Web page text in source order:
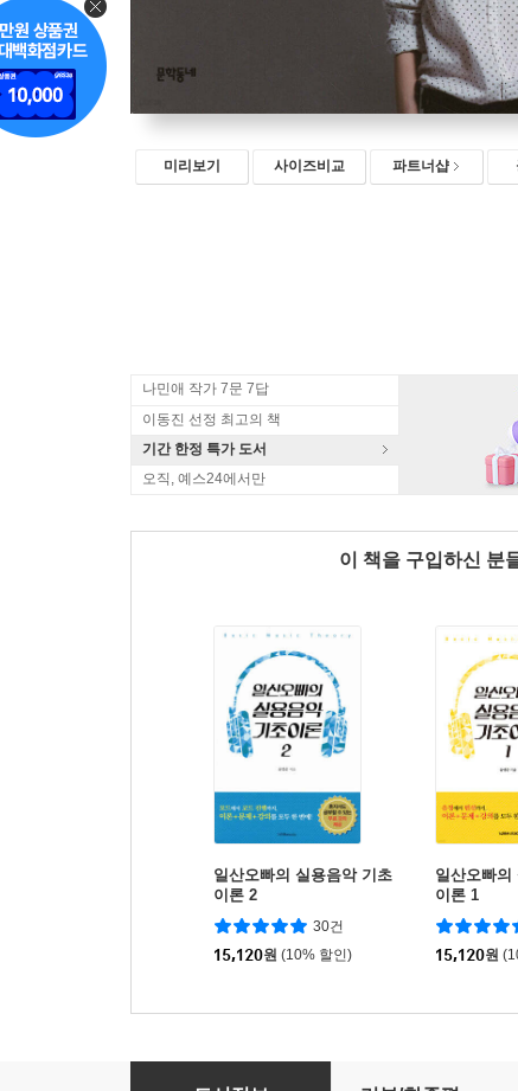
미리보기 사이즈비교 파트너샵
나민애 작가 7문 7답
이동진 선정 최고의 책
기간 한정 특가 도서
오직, 예스24에서만
이 책을 구입하신 분
일산오빠의 실용음악 기초
이론 2
30건
15,120원 (10% 할인)
일산오빠의
이론 1
15,120원
김이나의 작사법